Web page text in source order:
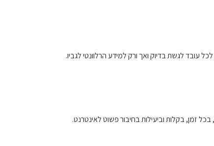
עובד לגשת בדיוק ואך ורק למידע הרלוונטי לגביו.
זמן, בקלות וביעילות בחיבור פשוט לאינטרנט.